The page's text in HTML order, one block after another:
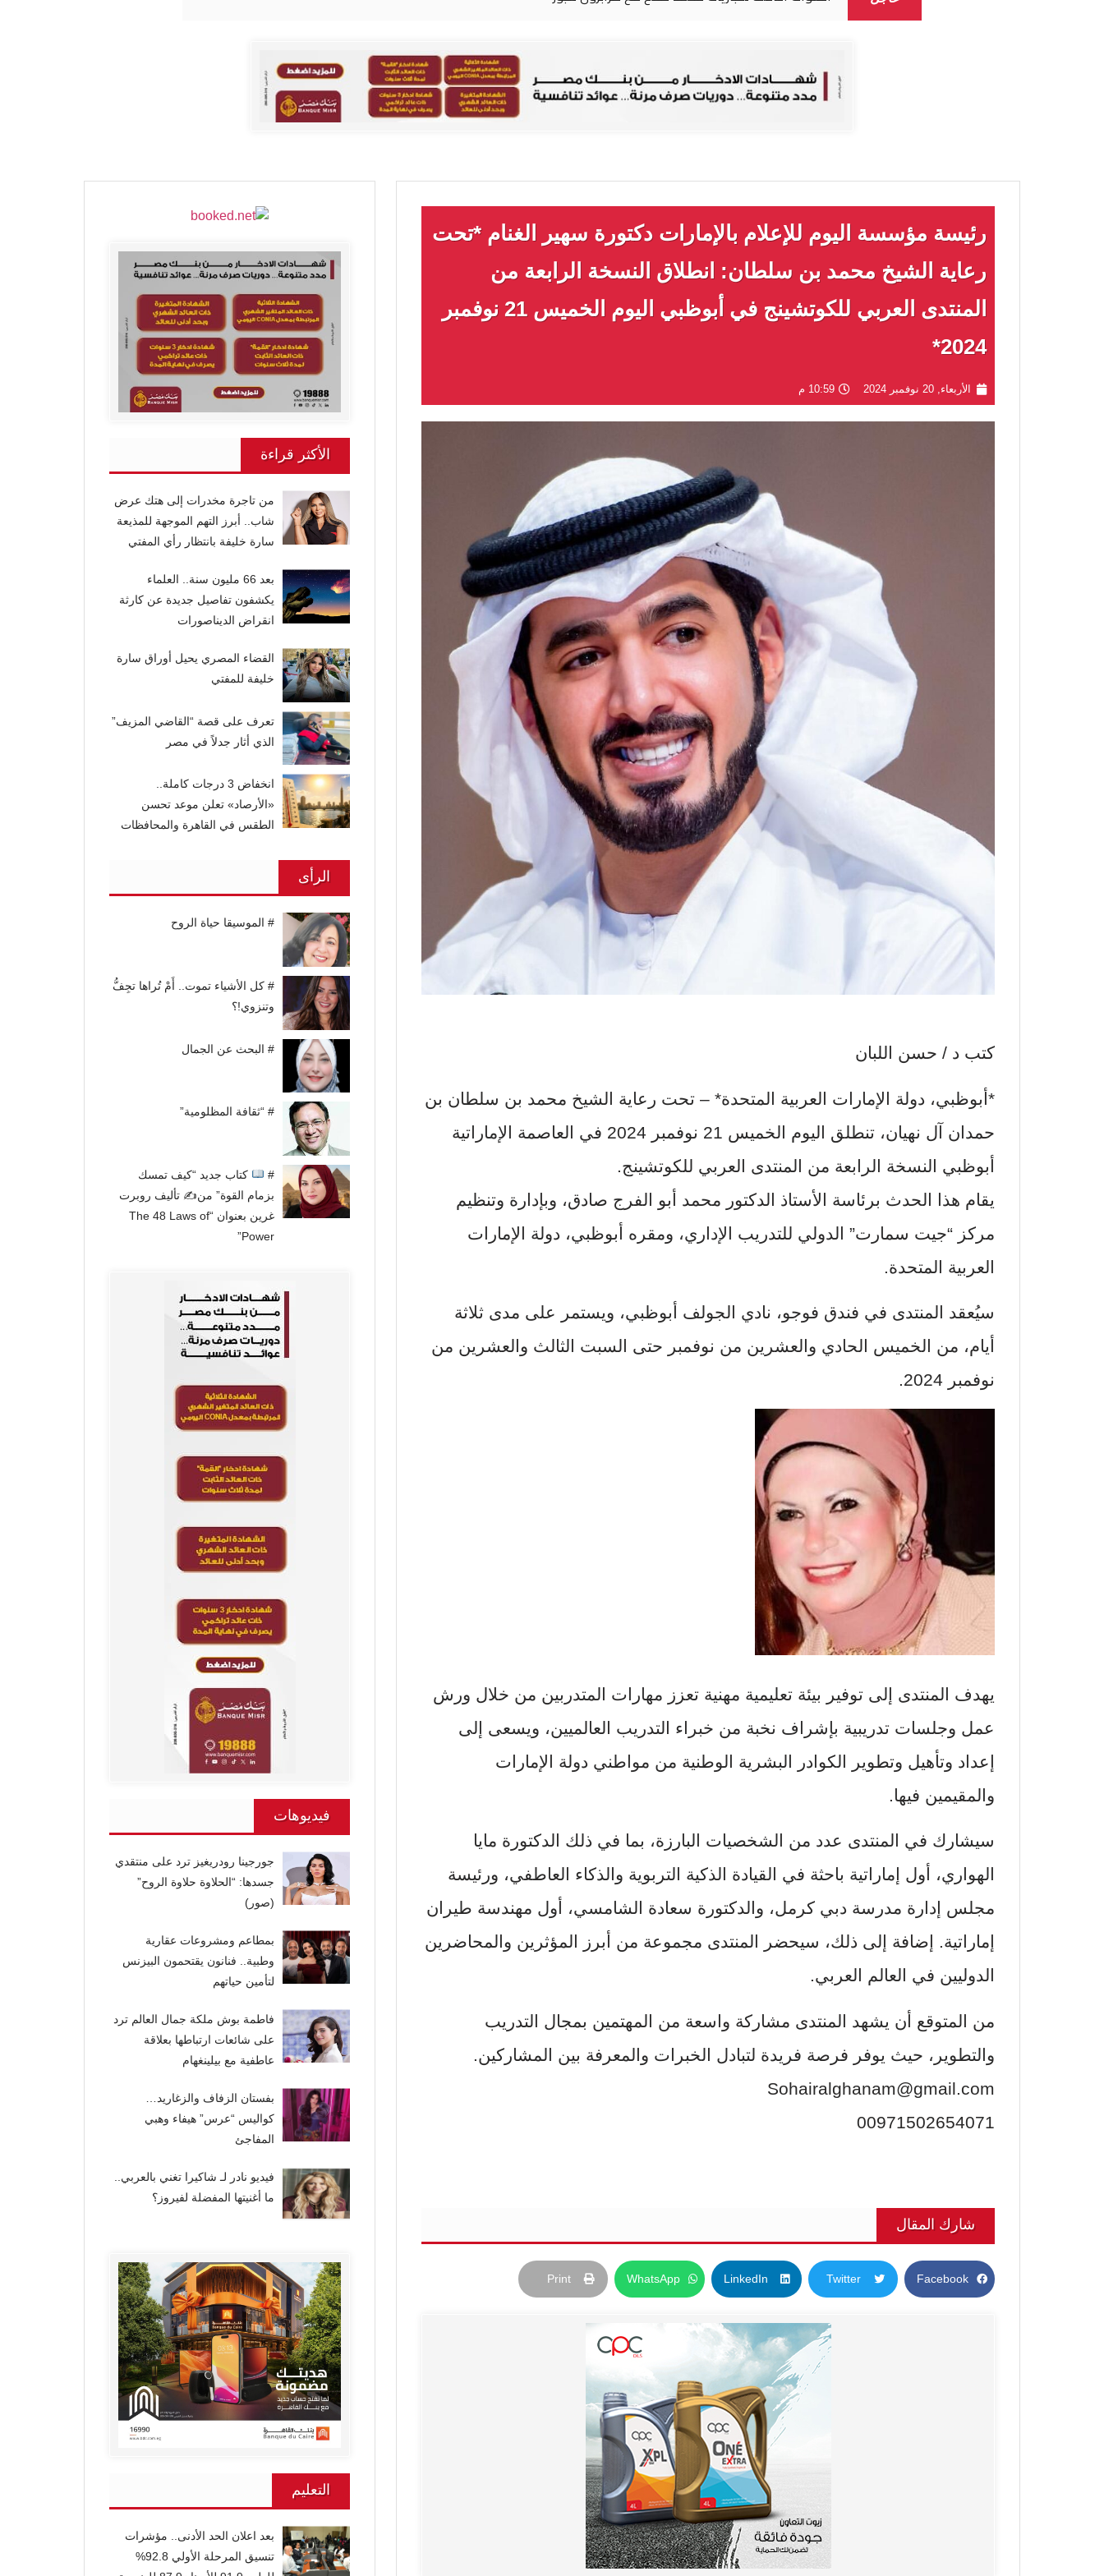
رئيسة مؤسسة اليوم للإعلام بالإمارات دكتورة سهير الغنام *تحت
رعاية الشيخ محمد بن سلطان: انطلاق النسخة الرابعة من
المنتدى العربي للكوتشينج في أبوظبي اليوم الخميس 21 نوفمبر
2024*
الأربعاء, 20 نوفمبر 2024 10:59 م
كتب د / حسن اللبان
*أبوظبي، دولة الإمارات العربية المتحدة* – تحت رعاية الشيخ محمد بن سلطان بن
حمدان آل نهيان، تنطلق اليوم الخميس 21 نوفمبر 2024 في العاصمة الإماراتية
أبوظبي النسخة الرابعة من المنتدى العربي للكوتشينج.
يقام هذا الحدث برئاسة الأستاذ الدكتور محمد أبو الفرج صادق، وبإدارة وتنظيم
مركز “جيت سمارت” الدولي للتدريب الإداري، ومقره أبوظبي، دولة الإمارات
العربية المتحدة.
سيُعقد المنتدى في فندق فوجو، نادي الجولف أبوظبي، ويستمر على مدى ثلاثة
أيام، من الخميس الحادي والعشرين من نوفمبر حتى السبت الثالث والعشرين من
نوفمبر 2024.
يهدف المنتدى إلى توفير بيئة تعليمية مهنية تعزز مهارات المتدربين من خلال ورش
عمل وجلسات تدريبية بإشراف نخبة من خبراء التدريب العالميين، ويسعى إلى
إعداد وتأهيل وتطوير الكوادر البشرية الوطنية من مواطني دولة الإمارات
والمقيمين فيها.
سيشارك في المنتدى عدد من الشخصيات البارزة، بما في ذلك الدكتورة مايا
الهواري، أول إماراتية باحثة في القيادة الذكية التربوية والذكاء العاطفي، ورئيسة
مجلس إدارة مدرسة دبي كرمل، والدكتورة سعادة الشامسي، أول مهندسة طيران
إماراتية. إضافة إلى ذلك، سيحضر المنتدى مجموعة من أبرز المؤثرين والمحاضرين
الدوليين في العالم العربي.
من المتوقع أن يشهد المنتدى مشاركة واسعة من المهتمين بمجال التدريب
والتطوير، حيث يوفر فرصة فريدة لتبادل الخبرات والمعرفة بين المشاركين.
Sohairalghanam@gmail.com
00971502654071
شارك المقال
Facebook
Twitter
LinkedIn
WhatsApp
Print
الأكثر قراءة
من تاجرة مخدرات إلى هتك عرض
شاب.. أبرز التهم الموجهة للمذيعة
سارة خليفة بانتظار رأي المفتي
بعد 66 مليون سنة.. العلماء
يكشفون تفاصيل جديدة عن كارثة
انقراض الديناصورات
القضاء المصري يحيل أوراق سارة
خليفة للمفتي
تعرف على قصة “القاضي المزيف”
الذي أثار جدلاً في مصر
انخفاض 3 درجات كاملة..
«الأرصاد» تعلن موعد تحسن
الطقس في القاهرة والمحافظات
الرأى
# الموسيقا حياة الروح
# كل الأشياء تموت.. أَمْ تُراها تجِفُّ
وتنزوي!؟
# البحث عن الجمال
# “ثقافة المظلومية”
#
كتاب جديد “كيف تمسك
بزمام القوة” من✍ تأليف روبرت
غرين بعنوان “The 48 Laws of
Power”
فيديوهات
جورجينا رودريغيز ترد على منتقدي
جسدها: “الحلاوة حلاوة الروح”
(صور)
بمطاعم ومشروعات عقارية
وطبية.. فنانون يقتحمون البيزنس
لتأمين حياتهم
فاطمة بوش ملكة جمال العالم ترد
على شائعات ارتباطها بعلاقة
عاطفية مع بيلينغهام
بفستان الزفاف والزغاريد…
كواليس “عرس” هيفاء وهبي
المفاجئ
فيديو نادر لـ شاكيرا تغني بالعربي..
ما أغنيتها المفضلة لفيروز؟
التعليم
بعد اعلان الحد الأدنى.. مؤشرات
تنسيق المرحلة الأولي 92.8%